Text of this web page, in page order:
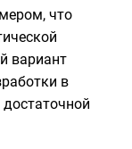
, что
вариант
в